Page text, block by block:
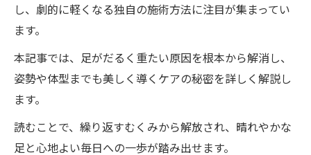
し、劇的に軽くなる独自の施術方法に注目が集まってい
ます。
本記事では、足がだるく重たい原因を根本から解消し、
姿勢や体型までも美しく導くケアの秘密を詳しく解説し
ます。
読むことで、繰り返すむくみから解放され、晴れやかな
足と心地よい毎日への一歩が踏み出せます。